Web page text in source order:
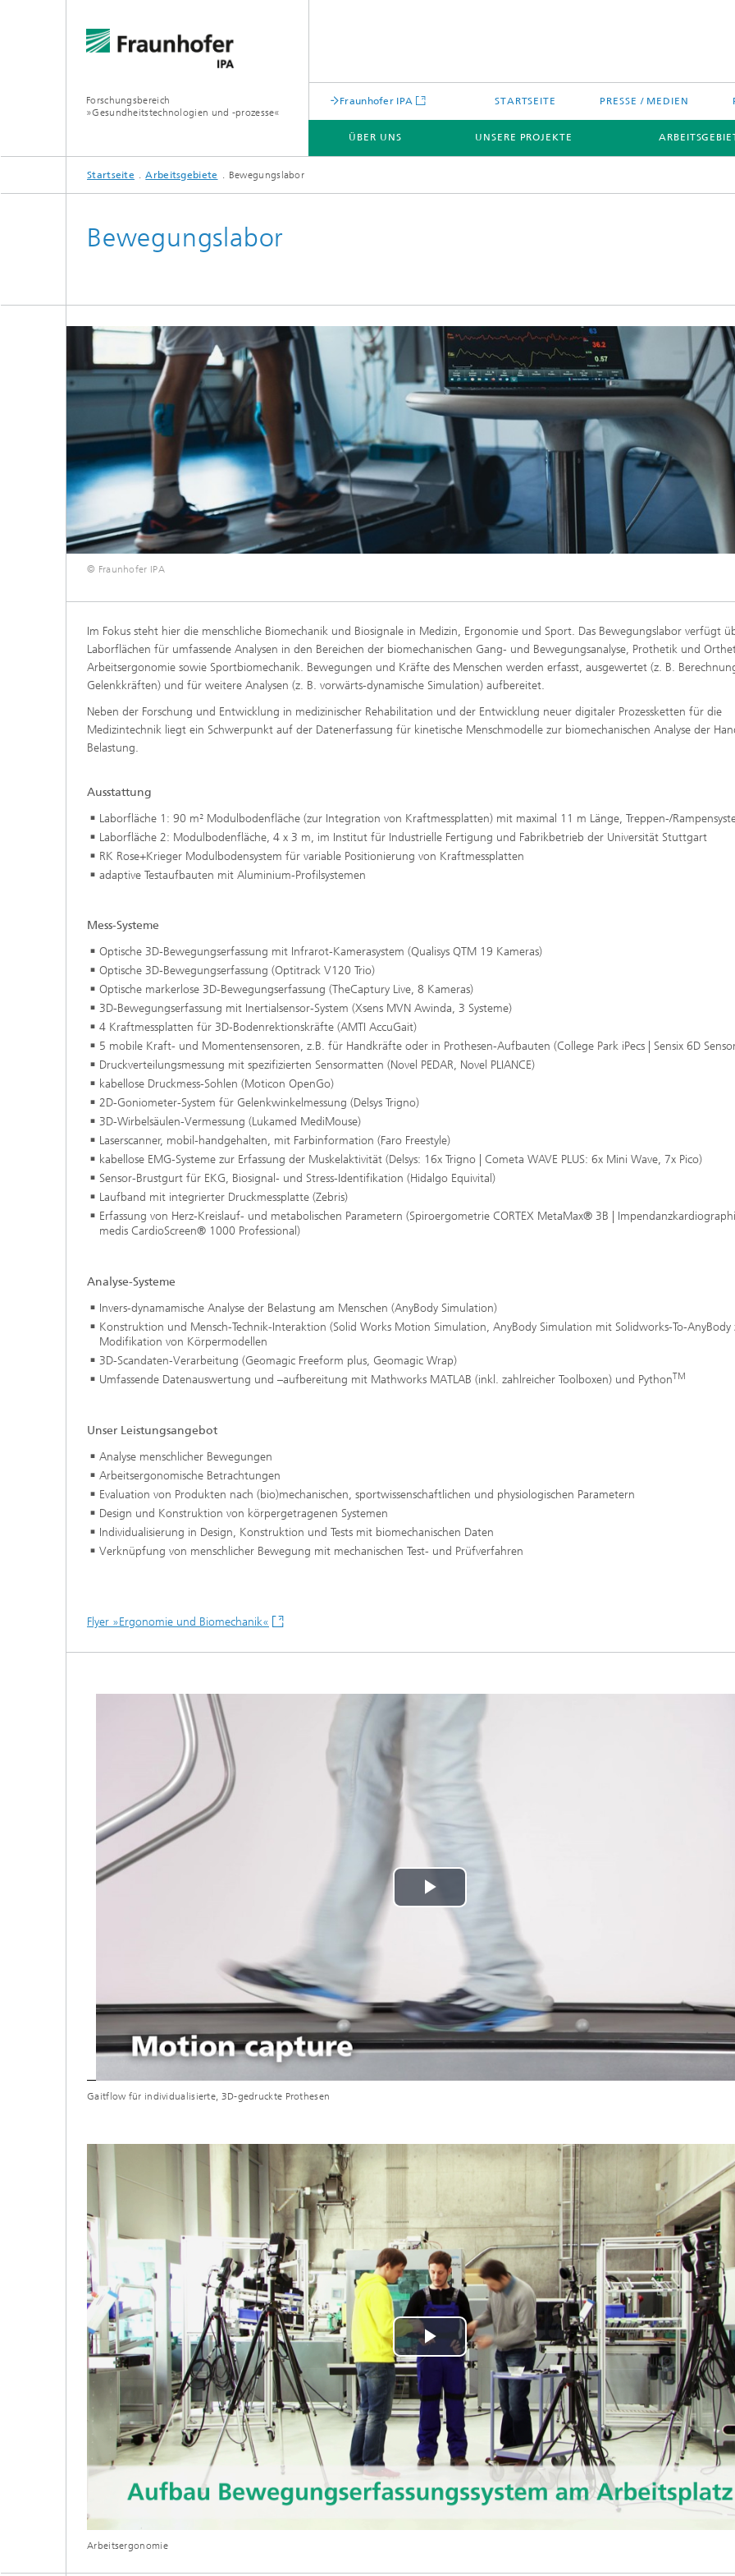
Forschungsbereich
»Gesundheitstechnologien und -prozesse«
Fraunhofer IPA STARTSEITE PRESSE / MEDIEN
ÜBER UNS UNSERE PROJEKTE
Startseite Arbeitsgebiete Bewegungslabor
Bewegungslabor
© Fraunhofer IPA
Im Fokus steht hier die menschliche Biomechanik und Biosignale in Medizin, Ergonomie und Sport. Das Bewegungslabor verfügt
Laborflächen für umfassende Analysen in den Bereichen der biomechanischen Gang- und Bewegungsanalyse, Prothetik und
Arbeitsergonomie sowie Sportbiomechanik. Bewegungen und Kräfte des Menschen werden erfasst, ausgewertet (z. B.
Gelenkkräften) und für weitere Analysen (z. B. vorwärts-dynamische Simulation) aufbereitet.
Neben der Forschung und Entwicklung in medizinischer Rehabilitation und der Entwicklung neuer digitaler Prozessketten für die
Medizintechnik liegt ein Schwerpunkt auf der Datenerfassung für kinetische Menschmodelle zur biomechanischen Analyse der
Belastung.
Ausstattung
Laborfläche 1: 90 m² Modulbodenfläche (zur Integration von Kraftmessplatten) mit maximal 11 m Länge, Treppen-/
Laborfläche 2: Modulbodenfläche, 4 x 3 m, im Institut für Industrielle Fertigung und Fabrikbetrieb der Universität Stuttgart
RK Rose+Krieger Modulbodensystem für variable Positionierung von Kraftmessplatten
adaptive Testaufbauten mit Aluminium-Profilsystemen
Mess-Systeme
Optische 3D-Bewegungserfassung mit Infrarot-Kamerasystem (Qualisys QTM 19 Kameras)
Optische 3D-Bewegungserfassung (Optitrack V120 Trio)
Optische markerlose 3D-Bewegungserfassung (TheCaptury Live, 8 Kameras)
3D-Bewegungserfassung mit Inertialsensor-System (Xsens MVN Awinda, 3 Systeme)
4 Kraftmessplatten für 3D-Bodenrektionskräfte (AMTI AccuGait)
5 mobile Kraft- und Momentensensoren, z.B. für Handkräfte oder in Prothesen-Aufbauten (College Park iPecs | Sensix 6D
Druckverteilungsmessung mit spezifizierten Sensormatten (Novel PEDAR, Novel PLIANCE)
kabellose Druckmess-Sohlen (Moticon OpenGo)
2D-Goniometer-System für Gelenkwinkelmessung (Delsys Trigno)
3D-Wirbelsäulen-Vermessung (Lukamed MediMouse)
Laserscanner, mobil-handgehalten, mit Farbinformation (Faro Freestyle)
kabellose EMG-Systeme zur Erfassung der Muskelaktivität (Delsys: 16x Trigno | Cometa WAVE PLUS: 6x Mini Wave, 7x Pico)
Sensor-Brustgurt für EKG, Biosignal- und Stress-Identifikation (Hidalgo Equivital)
Laufband mit integrierter Druckmessplatte (Zebris)
Erfassung von Herz-Kreislauf- und metabolischen Parametern (Spiroergometrie CORTEX MetaMax® 3B |
medis CardioScreen® 1000 Professional)
Analyse-Systeme
Invers-dynamamische Analyse der Belastung am Menschen (AnyBody Simulation)
Konstruktion und Mensch-Technik-Interaktion (Solid Works Motion Simulation, AnyBody Simulation mit Solidworks-To-AnyBody
Modifikation von Körpermodellen
3D-Scandaten-Verarbeitung (Geomagic Freeform plus, Geomagic Wrap)
Umfassende Datenauswertung und –aufbereitung mit Mathworks MATLAB (inkl. zahlreicher Toolboxen) und PythonTM
Unser Leistungsangebot
Analyse menschlicher Bewegungen
Arbeitsergonomische Betrachtungen
Evaluation von Produkten nach (bio)mechanischen, sportwissenschaftlichen und physiologischen Parametern
Design und Konstruktion von körpergetragenen Systemen
Individualisierung in Design, Konstruktion und Tests mit biomechanischen Daten
Verknüpfung von menschlicher Bewegung mit mechanischen Test- und Prüfverfahren
Flyer »Ergonomie und Biomechanik«
Play
Video
Gaitflow für individualisierte, 3D-gedruckte Prothesen
Play
Video
Arbeitsergonomie